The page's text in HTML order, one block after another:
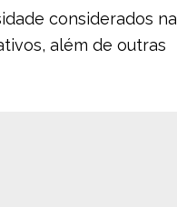
considerados na
além de outras